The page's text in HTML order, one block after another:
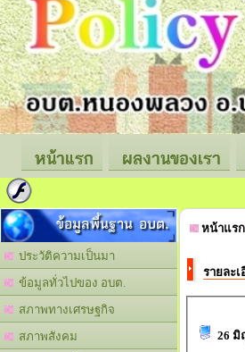
หน้าแรก ผลงานของเรา
ข้อมูลพื้นฐาน อบต.
ประวัติความเป็นมา
ข้อมูลทั่วไปของ อบต.
สภาพทางเศรษฐกิจ
สภาพสังคม
หน้าแรก
รายละ
26 มิ